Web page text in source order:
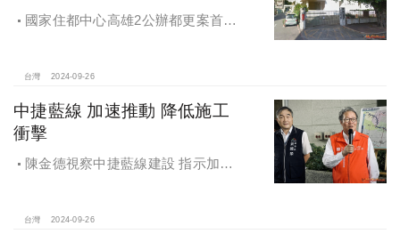
國家住都中心高雄2公辦都更案首度
台灣 2024-09-26
中捷藍線 加速推動 降低施工
衝擊
陳金德視察中捷藍線建設 指示加速
台灣 2024-09-26